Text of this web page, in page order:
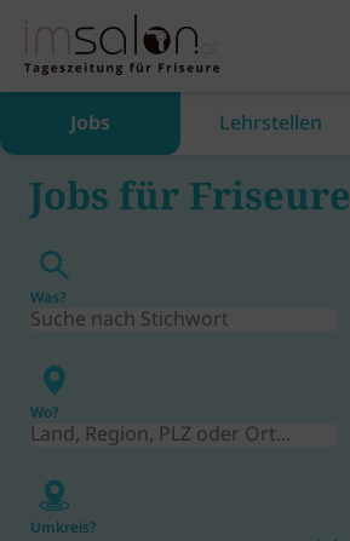
Jobs Lehrstellen
Jobs für Friseure
Was?
Wo?
Umkreis?